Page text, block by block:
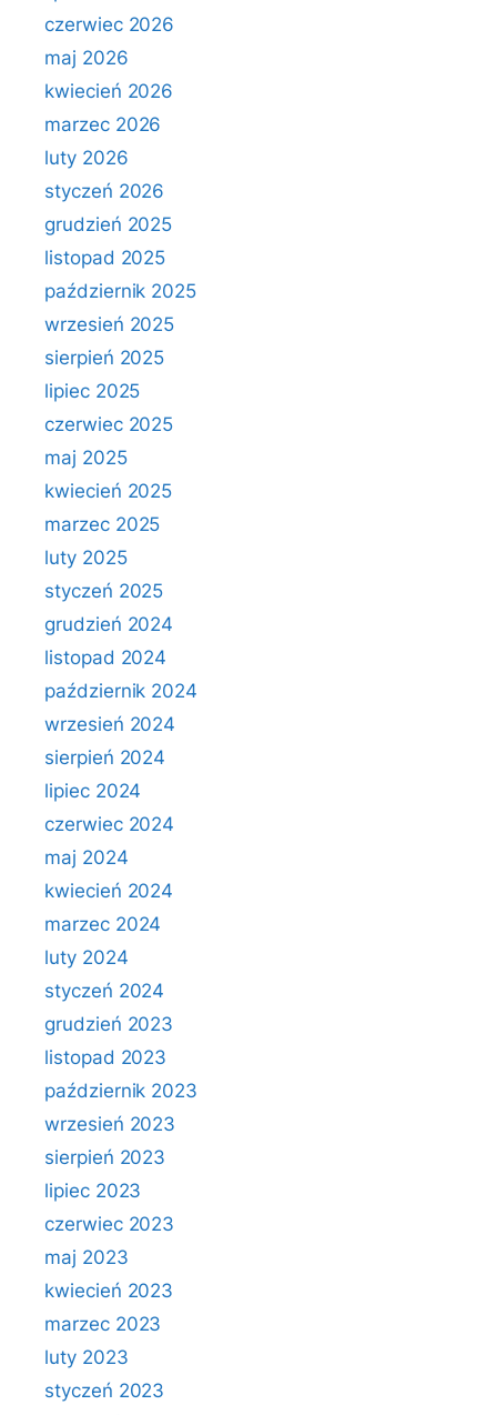
czerwiec 2026
maj 2026
kwiecień 2026
marzec 2026
luty 2026
styczeń 2026
grudzień 2025
listopad 2025
październik 2025
wrzesień 2025
sierpień 2025
lipiec 2025
czerwiec 2025
maj 2025
kwiecień 2025
marzec 2025
luty 2025
styczeń 2025
grudzień 2024
listopad 2024
październik 2024
wrzesień 2024
sierpień 2024
lipiec 2024
czerwiec 2024
maj 2024
kwiecień 2024
marzec 2024
luty 2024
styczeń 2024
grudzień 2023
listopad 2023
październik 2023
wrzesień 2023
sierpień 2023
lipiec 2023
czerwiec 2023
maj 2023
kwiecień 2023
marzec 2023
luty 2023
styczeń 2023